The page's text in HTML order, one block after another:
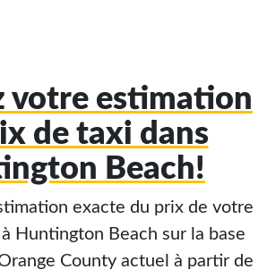
votre estimation
de taxi dans
Beach!
exacte du prix de votre
Huntington Beach sur la base
County actuel à partir de